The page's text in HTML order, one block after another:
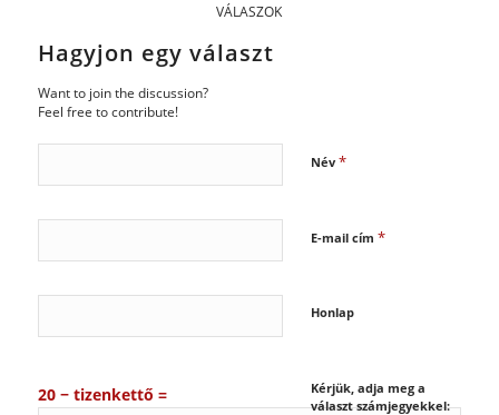
VÁLASZOK
Hagyjon egy választ
Want to join the discussion?
Feel free to contribute!
Név *
E-mail cím *
Honlap
Kérjük, adja meg a
választ számjegyekkel:
20 − tizenkettő =